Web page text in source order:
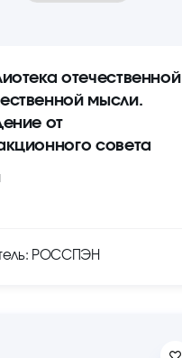
отечественной
мысли.
от
совета
РОССПЭН